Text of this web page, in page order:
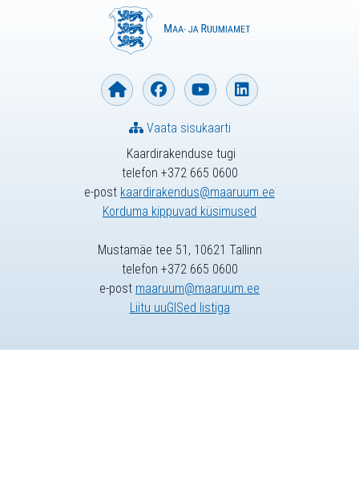
Kaardirakenduse tugi
telefon +372 665 0600
e-post kaardirakendus@maaruum.ee
Korduma kippuvad küsimused
Vaata sisukaarti
Mustamäe tee 51, 10621 Tallinn
telefon +372 665 0600
e-post maaruum@maaruum.ee
Liitu uuGISed listiga